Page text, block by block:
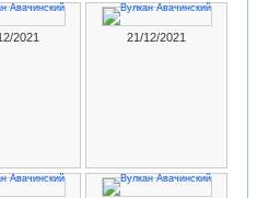
2021 21/12/2021